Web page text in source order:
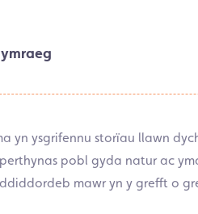
yn ysgrifennu storïau llawn
pobl gyda natur ac
mawr yn y grefft o